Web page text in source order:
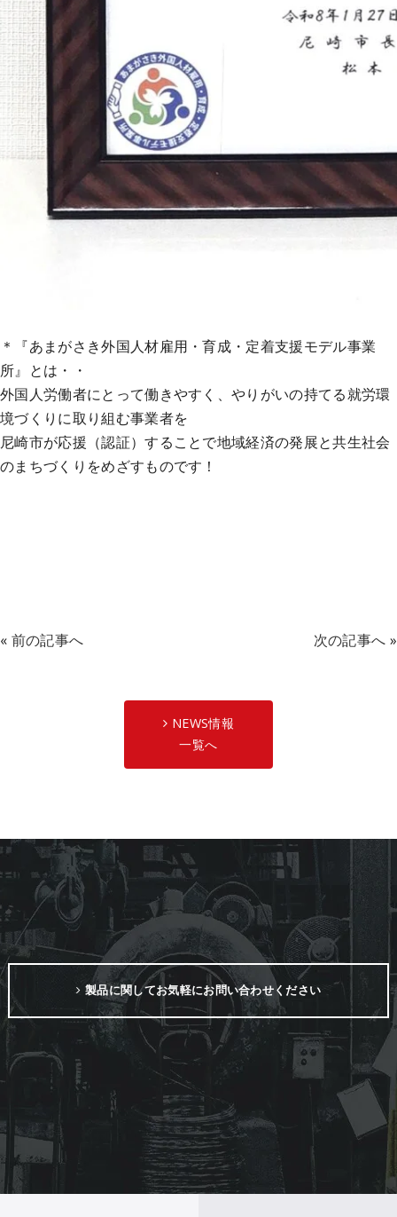
＊『あまがさき外国人材雇用・育成・定着支援モデル事業
所』とは・・
外国人労働者にとって働きやすく、やりがいの持てる就労環
境づくりに取り組む事業者を
尼崎市が応援（認証）することで地域経済の発展と共生社会
のまちづくりをめざすものです！
« 前の記事へ
NEWS情報
一覧へ
次の記事へ »
製品に関してお気軽にお問い合わせください